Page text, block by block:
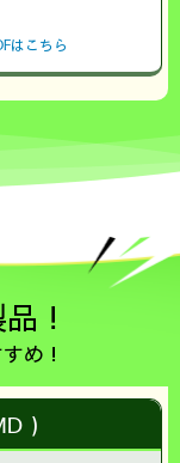
はこちら
！
め！
）